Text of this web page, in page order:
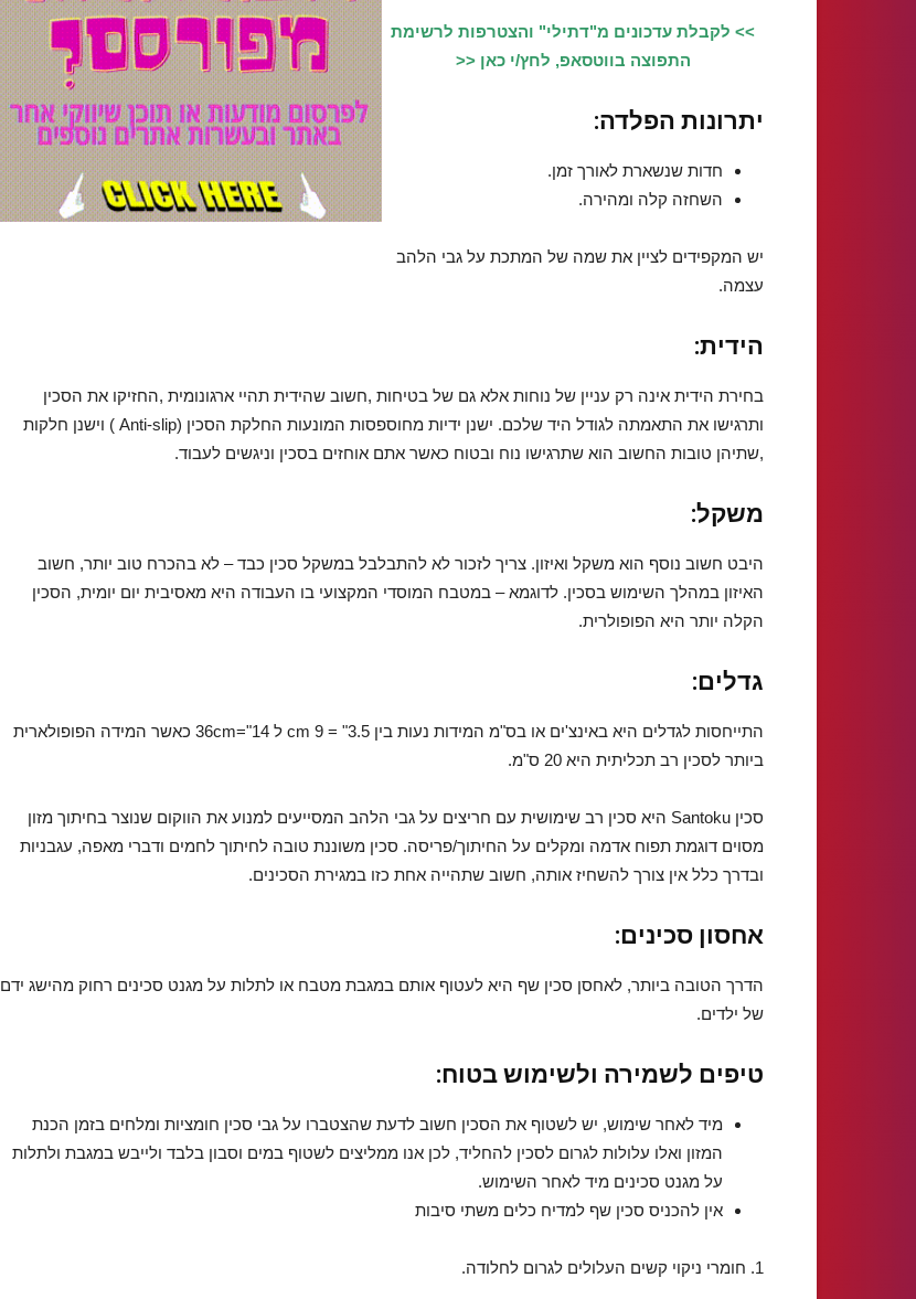
>> לקבלת עדכונים מ"דתילי" והצטרפות לרשימת
התפוצה בווטסאפ, לחץ/י כאן <<
יתרונות הפלדה:
חדות שנשארת לאורך זמן.
השחזה קלה ומהירה.
יש המקפידים לציין את שמה של המתכת על גבי הלהב
עצמה.
הידית:
בחירת הידית אינה רק עניין של נוחות אלא גם של בטיחות ,חשוב שהידית תהיי ארגונומית ,החזיקו את הסכין
ותרגישו את התאמתה לגודל היד שלכם. ישנן ידיות מחוספסות המונעות החלקת הסכין (Anti-slip ) וישנן חלקות
,שתיהן טובות החשוב הוא שתרגישו נוח ובטוח כאשר אתם אוחזים בסכין וניגשים לעבוד.
משקל:
היבט חשוב נוסף הוא משקל ואיזון. צריך לזכור לא להתבלבל במשקל סכין כבד – לא בהכרח טוב יותר, חשוב
האיזון במהלך השימוש בסכין. לדוגמא – במטבח המוסדי המקצועי בו העבודה היא מאסיבית יום יומית, הסכין
הקלה יותר היא הפופולרית.
גדלים:
התייחסות לגדלים היא באינצ'ים או בס"מ המידות נעות בין 3.5" = 9 cm ל 14"=36cm כאשר המידה הפופולארית
ביותר לסכין רב תכליתית היא 20 ס"מ.
סכין Santoku היא סכין רב שימושית עם חריצים על גבי הלהב המסייעים למנוע את הווקום שנוצר בחיתוך מזון
מסוים דוגמת תפוח אדמה ומקלים על החיתוך/פריסה. סכין משוננת טובה לחיתוך לחמים ודברי מאפה, עגבניות
ובדרך כלל אין צורך להשחיז אותה, חשוב שתהייה אחת כזו במגירת הסכינים.
אחסון סכינים:
הדרך הטובה ביותר, לאחסן סכין שף היא לעטוף אותם במגבת מטבח או לתלות על מגנט סכינים רחוק מהישג ידם
של ילדים.
טיפים לשמירה ולשימוש בטוח:
מיד לאחר שימוש, יש לשטוף את הסכין חשוב לדעת שהצטברו על גבי סכין חומציות ומלחים בזמן הכנת
המזון ואלו עלולות לגרום לסכין להחליד, לכן אנו ממליצים לשטוף במים וסבון בלבד ולייבש במגבת ולתלות
על מגנט סכינים מיד לאחר השימוש.
אין להכניס סכין שף למדיח כלים משתי סיבות
1. חומרי ניקוי קשים העלולים לגרום לחלודה.